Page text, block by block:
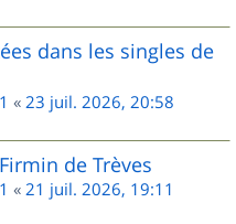
dans les singles de
« 23 juil. 2026, 20:58
de Trèves
« 21 juil. 2026, 19:11